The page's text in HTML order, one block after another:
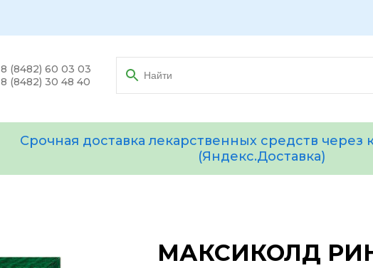
8 (8482) 60 03 03
8 (8482) 30 48 40
Срочная доставка лекарственных средств через
(Яндекс.Доставка)
МАКСИКОЛД